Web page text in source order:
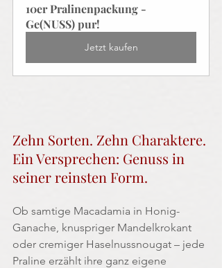
10er Pralinenpackung -
Ge(NUSS) pur!
Jetzt kaufen
Zehn Sorten. Zehn Charaktere.
Ein Versprechen: Genuss in
seiner reinsten Form.
Ob samtige Macadamia in Honig-
Ganache, knuspriger Mandelkrokant
oder cremiger Haselnussnougat – jede
Praline erzählt ihre ganz eigene